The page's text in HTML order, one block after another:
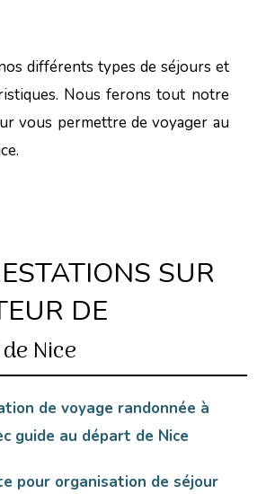
différents types de séjours et
Nous ferons tout notre
vous permettre de voyager au
SUR
DE
Nice
de voyage randonnée à
guide au départ de Nice
pour organisation de séjour